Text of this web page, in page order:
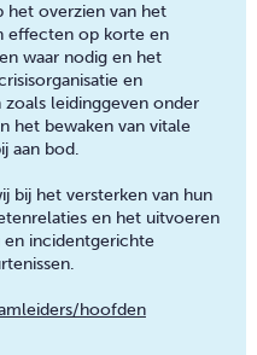
het overzien van het
effecten op korte en
waar nodig en het
en
leidinggeven onder
het bewaken van vitale
aan bod.
bij het versterken van hun
en het uitvoeren
en incidentgerichte
hoofden